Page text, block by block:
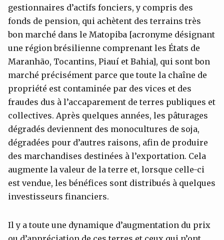
gestionnaires d’actifs fonciers, y compris des
fonds de pension, qui achètent des terrains très
bon marché dans le Matopiba [acronyme désignant
une région brésilienne comprenant les États de
Maranhão, Tocantins, Piauí et Bahia], qui sont bon
marché précisément parce que toute la chaîne de
propriété est contaminée par des vices et des
fraudes dus à l’accaparement de terres publiques et
collectives. Après quelques années, les pâturages
dégradés deviennent des monocultures de soja,
dégradées pour d’autres raisons, afin de produire
des marchandises destinées à l’exportation. Cela
augmente la valeur de la terre et, lorsque celle-ci
est vendue, les bénéfices sont distribués à quelques
investisseurs financiers.
Il y a toute une dynamique d’augmentation du prix